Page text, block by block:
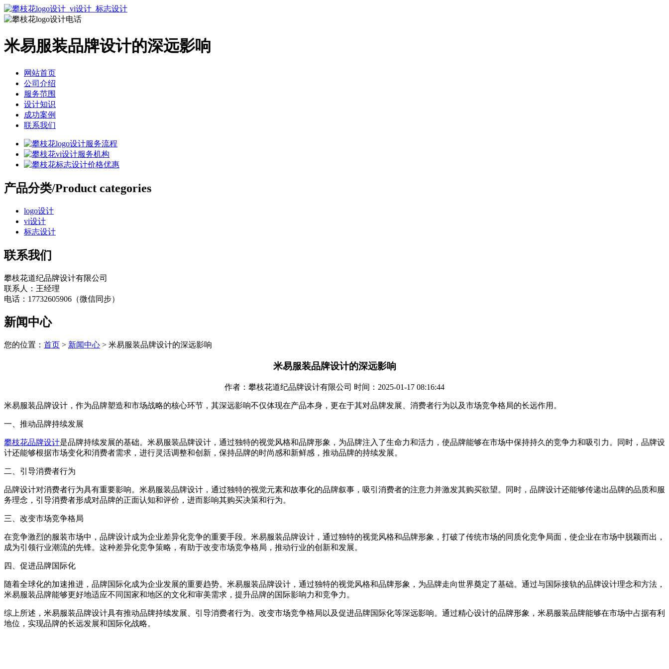
米易服装品牌设计的深远影响
网站首页
公司介绍
服务范围
设计知识
成功案例
联系我们
产品分类/Product categories
logo设计
vi设计
标志设计
联系我们
攀枝花道纪品牌设计有限公司
联系人：王经理
电话：17732605906（微信同步）
新闻中心
您的位置： 首页 > 新闻中心 > 米易服装品牌设计的深远影响
米易服装品牌设计的深远影响
作者：攀枝花道纪品牌设计有限公司 时间：2025-01-17 08:16:44
米易服装品牌设计，作为品牌塑造和市场战略的核心环节，其深远影响不仅体现在产品本身，更在于其对品牌发展、消费者行为以及市场竞争格局的长远作用。
一、推动品牌持续发展
攀枝花品牌设计是品牌持续发展的基础。米易服装品牌设计，通过独特的视觉风格和品牌形象，为品牌注入了生命力和活力，使品牌能够在市场中保持持久的竞争力和吸引力。同时，品牌设
计还能够根据市场变化和消费者需求，进行灵活调整和创新，保持品牌的时尚感和新鲜感，推动品牌的持续发展。
二、引导消费者行为
品牌设计对消费者行为具有重要影响。米易服装品牌设计，通过独特的视觉元素和故事化的品牌叙事，吸引消费者的注意力并激发其购买欲望。同时，品牌设计还能够传递出品牌的品质和服
务理念，引导消费者形成对品牌的正面认知和评价，进而影响其购买决策和行为。
三、改变市场竞争格局
在竞争激烈的服装市场中，品牌设计成为企业差异化竞争的重要手段。米易服装品牌设计，通过独特的视觉风格和品牌形象，打破了传统市场的同质化竞争局面，使企业在市场中脱颖而出，
成为引领行业潮流的先锋。这种差异化竞争策略，有助于改变市场竞争格局，推动行业的创新和发展。
四、促进品牌国际化
随着全球化的加速推进，品牌国际化成为企业发展的重要趋势。米易服装品牌设计，通过独特的视觉风格和品牌形象，为品牌走向世界奠定了基础。通过与国际接轨的品牌设计理念和方法，
米易服装品牌能够更好地适应不同国家和地区的文化和审美需求，提升品牌的国际影响力和竞争力。
综上所述，米易服装品牌设计具有推动品牌持续发展、引导消费者行为、改变市场竞争格局以及促进品牌国际化等深远影响。通过精心设计的品牌形象，米易服装品牌能够在市场中占据有利
地位，实现品牌的长远发展和国际化战略。